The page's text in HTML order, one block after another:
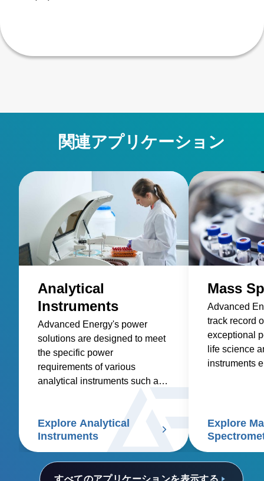
関連アプリケーション
すべてのアプリケーションを表示する
Analytical
Instruments
Advanced Energy's power
solutions are designed to meet
the specific power
requirements of various
analytical instruments such as
electrophoresis, particle size
analyzers, and scanning
electron microscopes.
Explore Analytical
Instruments
Mass
Advanced
track record
exceptional
life science
instruments
Explore